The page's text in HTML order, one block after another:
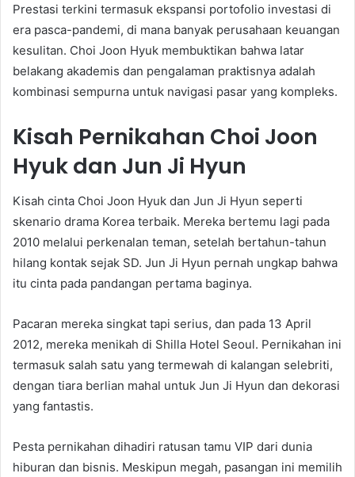
Prestasi terkini termasuk ekspansi portofolio investasi di
era pasca-pandemi, di mana banyak perusahaan keuangan
kesulitan. Choi Joon Hyuk membuktikan bahwa latar
belakang akademis dan pengalaman praktisnya adalah
kombinasi sempurna untuk navigasi pasar yang kompleks.
Kisah Pernikahan Choi Joon
Hyuk dan Jun Ji Hyun
Kisah cinta Choi Joon Hyuk dan Jun Ji Hyun seperti
skenario drama Korea terbaik. Mereka bertemu lagi pada
2010 melalui perkenalan teman, setelah bertahun-tahun
hilang kontak sejak SD. Jun Ji Hyun pernah ungkap bahwa
itu cinta pada pandangan pertama baginya.
Pacaran mereka singkat tapi serius, dan pada 13 April
2012, mereka menikah di Shilla Hotel Seoul. Pernikahan ini
termasuk salah satu yang termewah di kalangan selebriti,
dengan tiara berlian mahal untuk Jun Ji Hyun dan dekorasi
yang fantastis.
Pesta pernikahan dihadiri ratusan tamu VIP dari dunia
hiburan dan bisnis. Meskipun megah, pasangan ini memilih